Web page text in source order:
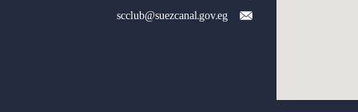
scclub@suezcanal.gov.eg